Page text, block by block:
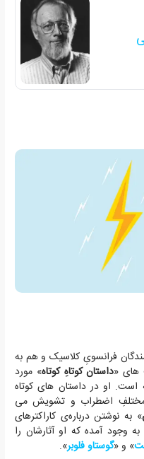
فرانسویِ کلاسیک و هم به
های «داستان کوتاهِ کوتاه» مورد
است. او در داستان های کوتاه
مختلفِ اضطراب و تشویش می
» به نوشتن درباره‌ی کاراکترهای
به وجود آمده که او آثارشان را
» و «گوستاو فلوبر».